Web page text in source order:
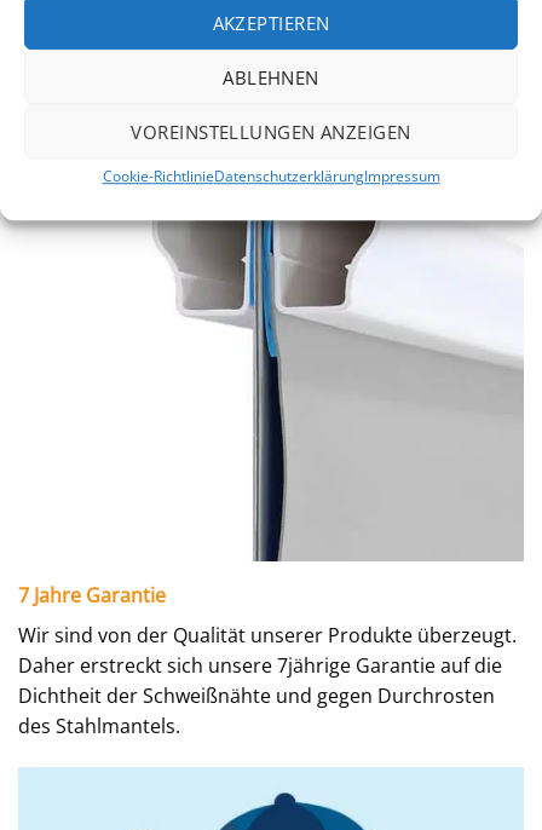
AKZEPTIEREN
ABLEHNEN
VOREINSTELLUNGEN ANZEIGEN
Cookie-RichtlinieDatenschutzerklärungImpressum
Stahlwandoberkante fixiert.
7 Jahre Garantie
Wir sind von der Qualität unserer Produkte überzeugt.
Daher erstreckt sich unsere 7jährige Garantie auf die
Dichtheit der Schweißnähte und gegen Durchrosten
des Stahlmantels.